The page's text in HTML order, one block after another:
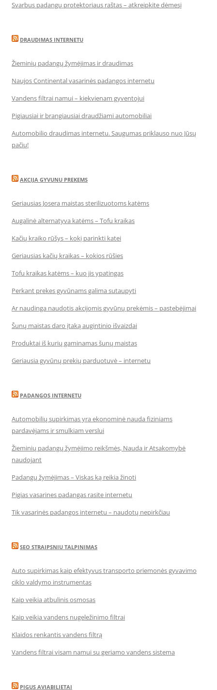
Svarbus padangų protektoriaus raštas – atkreipkite dėmesį
DRAUDIMAS INTERNETU
Žieminių padangų žymėjimas ir draudimas
Naujos Continental vasarinės padangos internetu
Vandens filtrai namui – kiekvienam gyventojui
Pigiausiai ir brangiausiai draudžiami automobiliai
Automobilio draudimas internetu. Saugumas priklauso nuo Jūsų
pačių!
AKCIJA GYVUNU PREKEMS
Geriausias Josera maistas sterilizuotoms katėms
Augalinė alternatyva katėms – Tofu kraikas
Kačių kraiko rūšys – kokį parinkti katei
Geriausias kačių kraikas – kokios rūšies
Tofu kraikas katėms – kuo jis ypatingas
Perkant prekes gyvūnams galima sutaupyti
Ar naudinga naudotis akcijomis gyvūnų prekėmis – pastebėjimai
Šunų maistas daro įtaką augintinio išvaizdai
Produktai iš kurių gaminamas šunų maistas
Geriausia gyvūnų prekių parduotuvė – internetu
PADANGOS INTERNETU
Automobilių supirkimas yra ekonominė nauda fiziniams
pardavėjams ir smulkiam verslui
Žieminių padangų žymėjimo reikšmės, Nauda ir Atsakomybė
naudojant
Padangų žymėjimas – Viskas ką reikia žinoti
Pigias vasarines padangas rasite internetu
Tik vasarinės padangos internetu – naudotų nepirkčiau
SEO STRAIPSNIU TALPINIMAS
Auto supirkimas kaip efektyvus transporto priemonės gyvavimo
ciklo valdymo instrumentas
Kaip veikia atbulinis osmosas
Kaip veikia vandens nugeležinimo filtrai
Klaidos renkantis vandens filtrą
Vandens filtrai visam namui su geriamo vandens sistema
PIGUS AVIABILIETAI